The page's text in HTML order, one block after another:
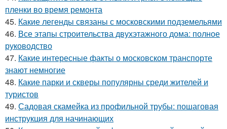
пленки во время ремонта
45. Какие легенды связаны с московскими подземельями
46. Все этапы строительства двухэтажного дома: полное
руководство
47. Какие интересные факты о московском транспорте
знают немногие
48. Какие парки и скверы популярны среди жителей и
туристов
49. Садовая скамейка из профильной трубы: пошаговая
инструкция для начинающих